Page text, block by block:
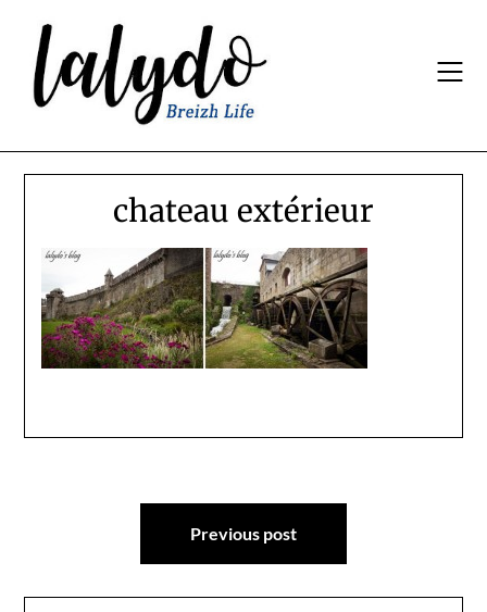
content
chateau extérieur
Navigation
Previous post